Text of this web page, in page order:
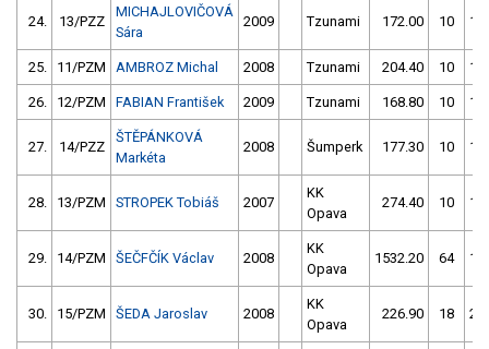
24. 13/PZZ
MICHAJLOVIČOVÁ
Sára
2009 Tzunami 172.00 10
25. 11/PZM AMBROZ Michal 2008 Tzunami 204.40 10
26. 12/PZM FABIAN František 2009 Tzunami 168.80 10
27. 14/PZZ
ŠTĚPÁNKOVÁ
Markéta
2008 Šumperk 177.30 10
28. 13/PZM STROPEK Tobiáš 2007
KK
Opava
274.40 10
29. 14/PZM ŠEČFČÍK Václav 2008
KK
Opava
1532.20 64
30. 15/PZM ŠEDA Jaroslav 2008
KK
Opava
226.90 18